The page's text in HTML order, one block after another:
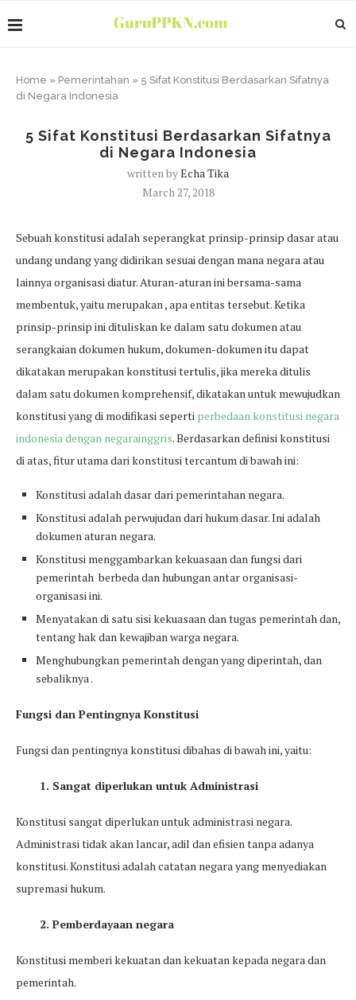
Home » Pemerintahan » 5 Sifat Konstitusi Berdasarkan Sifatnya
di Negara Indonesia
5 Sifat Konstitusi Berdasarkan Sifatnya
di Negara Indonesia
written byEcha Tika
March 27, 2018
Sebuah konstitusi adalah seperangkat prinsip-prinsip dasar atau
undang undang yang didirikan sesuai dengan mana negara atau
lainnya organisasi diatur. Aturan-aturan ini bersama-sama
membentuk, yaitu merupakan , apa entitas tersebut. Ketika
prinsip-prinsip ini dituliskan ke dalam satu dokumen atau
serangkaian dokumen hukum, dokumen-dokumen itu dapat
dikatakan merupakan konstitusi tertulis, jika mereka ditulis
dalam satu dokumen komprehensif, dikatakan untuk mewujudkan
konstitusi yang di modifikasi seperti perbedaan konstitusi negara
indonesia dengan negarainggris. Berdasarkan definisi konstitusi
di atas, fitur utama dari konstitusi tercantum di bawah ini:
Konstitusi adalah dasar dari pemerintahan negara.
Konstitusi adalah perwujudan dari hukum dasar. Ini adalah
dokumen aturan negara.
Konstitusi menggambarkan kekuasaan dan fungsi dari
pemerintah berbeda dan hubungan antar organisasi-
organisasi ini.
Menyatakan di satu sisi kekuasaan dan tugas pemerintah dan,
tentang hak dan kewajiban warga negara.
Menghubungkan pemerintah dengan yang diperintah, dan
sebaliknya .
Fungsi dan Pentingnya Konstitusi
Fungsi dan pentingnya konstitusi dibahas di bawah ini, yaitu:
1. Sangat diperlukan untuk Administrasi
Konstitusi sangat diperlukan untuk administrasi negara.
Administrasi tidak akan lancar, adil dan efisien tanpa adanya
konstitusi. Konstitusi adalah catatan negara yang menyediakan
supremasi hukum.
2. Pemberdayaan negara
Konstitusi memberi kekuatan dan kekuatan kepada negara dan
pemerintah.